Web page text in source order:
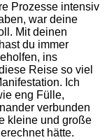
Prozesse intensiv
war deine
Mit deinen
du immer
ins
Reise so viel
Ich
eng Fülle,
verbunden
kleine und große
hätte.